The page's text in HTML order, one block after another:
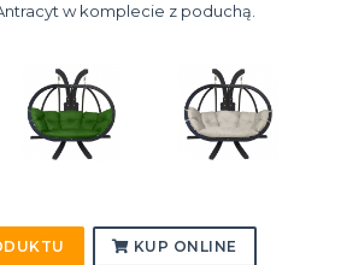
w komplecie z poduchą.
KUP ONLINE